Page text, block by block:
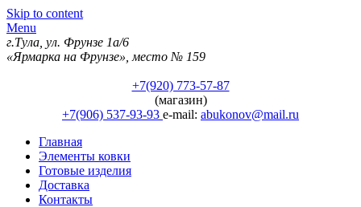
Skip to content
Menu
г.Тула, ул. Фрунзе 1а/6
«Ярмарка на Фрунзе», место № 159
+7(920) 773-57-87
(магазин)
+7(906) 537-93-93 e-mail: abukonov@mail.ru
Главная
Элементы ковки
Готовые изделия
Доставка
Контакты